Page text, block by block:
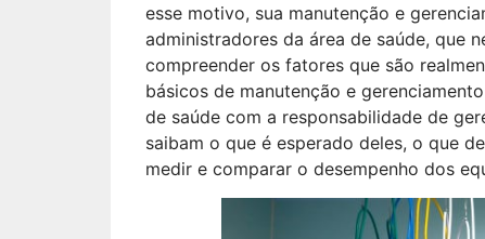
esse motivo, sua manutenção e
administradores da área de saúde, que
compreender os fatores que são
básicos de manutenção e
de saúde com a responsabilidade de
saibam o que é esperado deles, o que
medir e comparar o desempenho dos